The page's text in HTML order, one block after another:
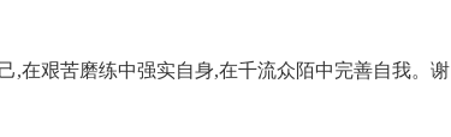
,在艰苦磨练中强实自身,在千流众陌中完善自我。谢